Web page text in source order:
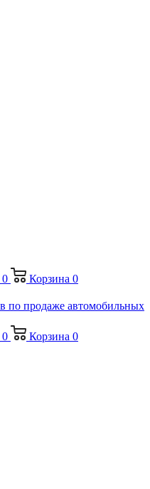
0 Корзина 0
0 Корзина 0